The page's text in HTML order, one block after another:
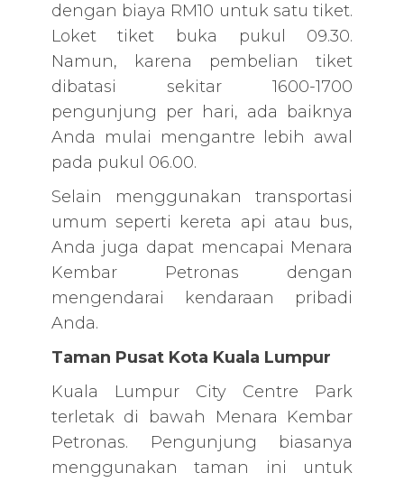
dengan biaya RM10 untuk satu tiket.
Loket tiket buka pukul 09.30.
Namun, karena pembelian tiket
dibatasi sekitar 1600-1700
pengunjung per hari, ada baiknya
Anda mulai mengantre lebih awal
pada pukul 06.00.
Selain menggunakan transportasi
umum seperti kereta api atau bus,
Anda juga dapat mencapai Menara
Kembar Petronas dengan
mengendarai kendaraan pribadi
Anda.
Taman Pusat Kota Kuala Lumpur
Kuala Lumpur City Centre Park
terletak di bawah Menara Kembar
Petronas. Pengunjung biasanya
menggunakan taman ini untuk